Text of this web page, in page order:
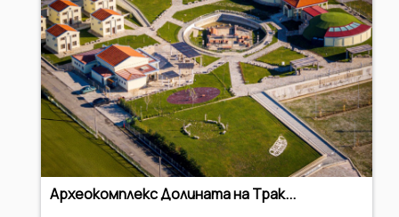
Археокомплекс Долината на Трак...